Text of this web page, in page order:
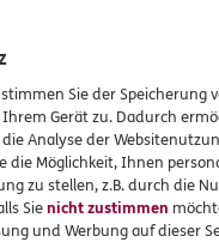
Sie der Speicherung
Gerät zu. Dadurch
Analyse der
die Möglichkeit, Ihnen
zu stellen, z.B. durch die
Sienicht zustimmen
und Werbung auf dieser